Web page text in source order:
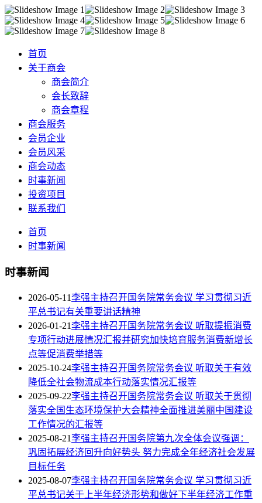
首页
关于商会
商会简介
会长致辞
商会章程
商会服务
会员企业
会员风采
商会动态
时事新闻
投资项目
联系我们
首页
时事新闻
时事新闻
2026-05-11李强主持召开国务院常务会议 学习贯彻习近
平总书记有关重要讲话精神
2026-01-21李强主持召开国务院常务会议 听取提振消费
专项行动进展情况汇报并研究加快培育服务消费新增长
点等促消费举措等
2025-10-24李强主持召开国务院常务会议 听取关于有效
降低全社会物流成本行动落实情况汇报等
2025-09-22李强主持召开国务院常务会议 听取关于贯彻
落实全国生态环境保护大会精神全面推进美丽中国建设
工作情况的汇报等
2025-08-21李强主持召开国务院第九次全体会议强调：
巩固拓展经济回升向好势头 努力完成全年经济社会发展
目标任务
2025-08-07李强主持召开国务院常务会议 学习贯彻习近
平总书记关于上半年经济形势和做好下半年经济工作重